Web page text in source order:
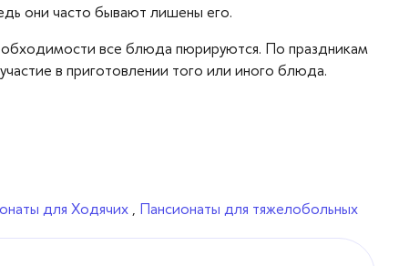
они часто бывают лишены его.
все блюда пюрируются. По праздникам
в приготовлении того или иного блюда.
для Ходячих Пансионаты для тяжелобольных